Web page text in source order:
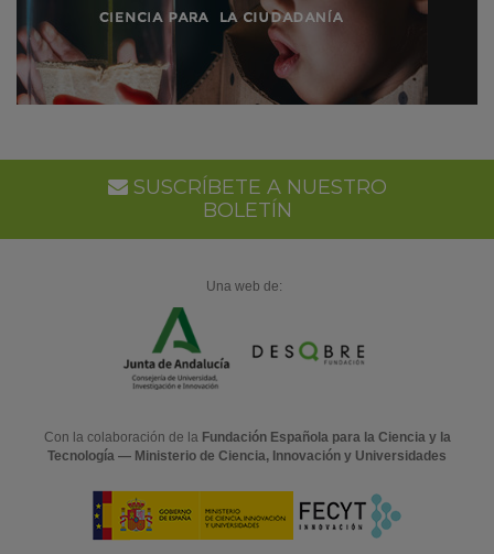
SUSCRÍBETE A NUESTRO
BOLETÍN
Una web de:
Con la colaboración de la Fundación Española para la Ciencia y la
Tecnología — Ministerio de Ciencia, Innovación y Universidades